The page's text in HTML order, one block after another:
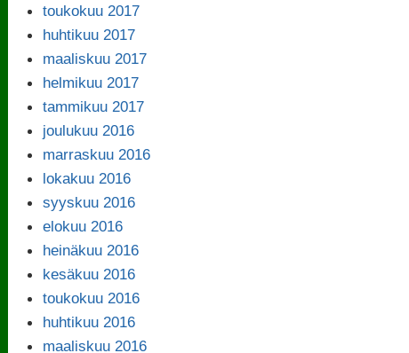
toukokuu 2017
huhtikuu 2017
maaliskuu 2017
helmikuu 2017
tammikuu 2017
joulukuu 2016
marraskuu 2016
lokakuu 2016
syyskuu 2016
elokuu 2016
heinäkuu 2016
kesäkuu 2016
toukokuu 2016
huhtikuu 2016
maaliskuu 2016